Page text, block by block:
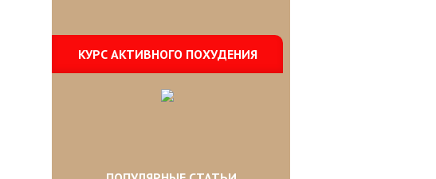
КУРС АКТИВНОГО ПОХУДЕНИЯ